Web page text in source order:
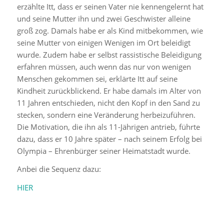
erzählte Itt, dass er seinen Vater nie kennengelernt hat
und seine Mutter ihn und zwei Geschwister alleine
groß zog. Damals habe er als Kind mitbekommen, wie
seine Mutter von einigen Wenigen im Ort beleidigt
wurde. Zudem habe er selbst rassistische Beleidigung
erfahren müssen, auch wenn das nur von wenigen
Menschen gekommen sei, erklärte Itt auf seine
Kindheit zurückblickend. Er habe damals im Alter von
11 Jahren entschieden, nicht den Kopf in den Sand zu
stecken, sondern eine Veränderung herbeizuführen.
Die Motivation, die ihn als 11-Jährigen antrieb, führte
dazu, dass er 10 Jahre später – nach seinem Erfolg bei
Olympia – Ehrenbürger seiner Heimatstadt wurde.
Anbei die Sequenz dazu:
HIER